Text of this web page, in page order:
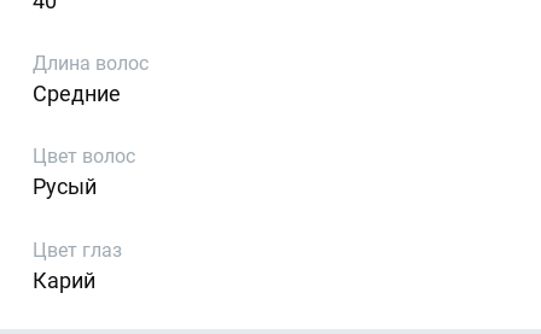
Длина волос
Средние
Цвет волос
Русый
Цвет глаз
Карий